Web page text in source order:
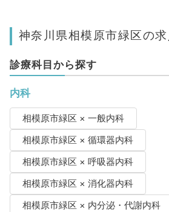
神奈川県相模原市緑区の
診療科目から探す
内科
相模原市緑区 × 一般内科
相模原市緑区 × 循環器内科
相模原市緑区 × 呼吸器内科
相模原市緑区 × 消化器内科
相模原市緑区 × 内分泌・代謝内科